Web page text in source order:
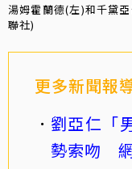
湯姆霍蘭德(左)和千黛
聯社)
更多新聞報
劉亞仁「
勢索吻